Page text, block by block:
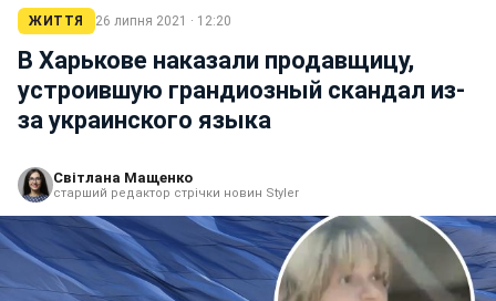
ЖИТТЯ 26 липня 2021 · 12:20
В Харькове наказали продавщицу,
устроившую грандиозный скандал из-
за украинского языка
Світлана Мащенко
старший редактор стрічки новин Styler